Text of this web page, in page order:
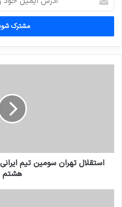
ایمیل
خود
وارد
کنید
استقلال تهران سومین تیم
هشتم